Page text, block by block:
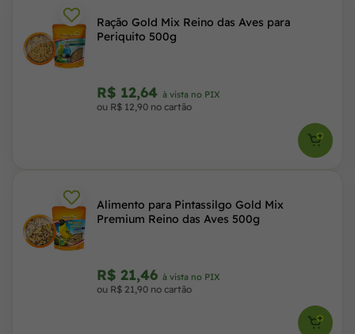
Ração Gold Mix Reino das Aves para
Periquito 500g
R$ 12,64 à vista no PIX
ou R$ 12,90 no cartão
Alimento para Pintassilgo Gold Mix
Premium Reino das Aves 500g
R$ 21,46 à vista no PIX
ou R$ 21,90 no cartão